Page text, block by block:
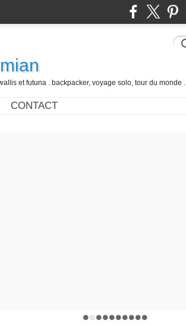
et futuna . backpacker, voyage solo, tour du monde .
CONTACT